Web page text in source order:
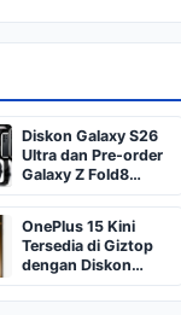
Diskon Galaxy S26
Ultra dan Pre-order
Galaxy Z Fold8
Series
OnePlus 15 Kini
Tersedia di Giztop
dengan Diskon
Harga